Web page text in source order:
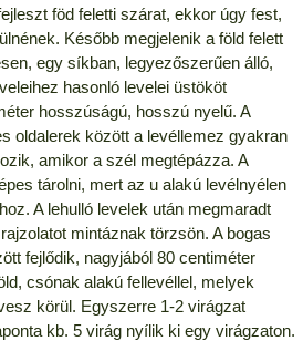
föd feletti szárat, ekkor úgy fest,
Később megjelenik a föld felett
egy síkban, legyezőszerűen álló,
hasonló levelei üstököt
hosszúságú, hosszú nyelű. A
oldalerek között a levéllemez gyakran
amikor a szél megtépázza. A
tárolni, mert az u alakú levélnyélen
A lehulló levelek után megmaradt
mintáznak törzsön. A bogas
fejlődik, nagyjából 80 centiméter
csónak alakú fellevéllel, melyek
körül. Egyszerre 1-2 virágzat
kb. 5 virág nyílik ki egy virágzaton.